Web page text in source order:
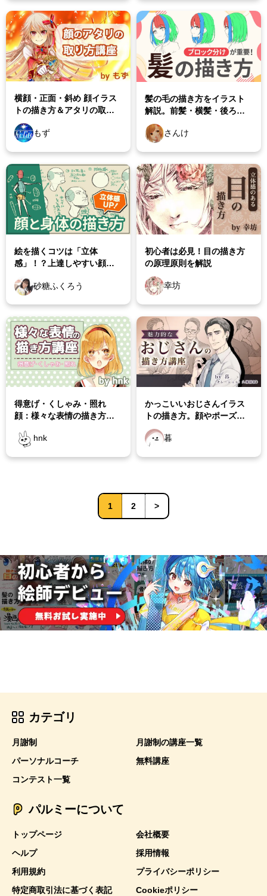
横顔・正面・斜め 顔イラス
トの描き方＆アタリの取り
方！アオリ・フカンも
もず
髪の毛の描き方をイラスト
解説。前髪・横髪・後ろ髪
の3ブロックに分けよう
さんけ
絵を描くコツは「立体
感」！？上達しやすい顔と
砂糖ふくろう
初心者は必見！目の描き方
の原理原則を解説
幸坊
得意げ・くしゃみ・照れ
顔：様々な表情の描き方講
hnk
かっこいいおじさんイラス
トの描き方。顔やポーズの
コツも
暮
1 2 >
カテゴリ
月謝制
月謝制の講座一覧
パーソナルコーチ
無料講座
コンテスト一覧
パルミーについて
トップページ
会社概要
ヘルプ
採用情報
利用規約
プライバシーポリシー
特定商取引法に基づく表記
Cookieポリシー